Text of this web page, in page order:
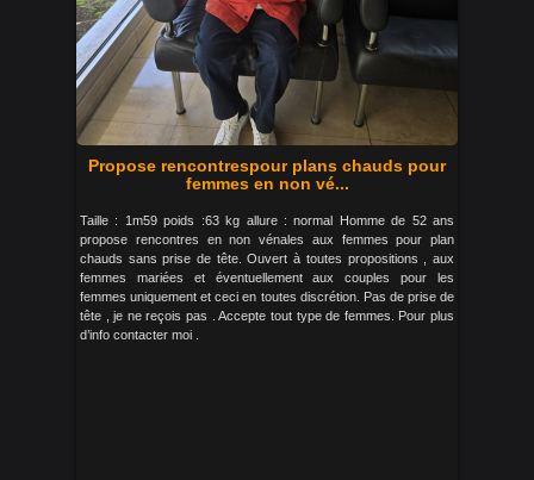
Propose rencontrespour plans chauds pour
femmes en non vé...
Taille : 1m59 poids :63 kg allure : normal Homme de 52 ans
propose rencontres en non vénales aux femmes pour plan
chauds sans prise de tête. Ouvert à toutes propositions , aux
femmes mariées et éventuellement aux couples pour les
femmes uniquement et ceci en toutes discrétion. Pas de prise de
tête , je ne reçois pas . Accepte tout type de femmes. Pour plus
d’info contacter moi .